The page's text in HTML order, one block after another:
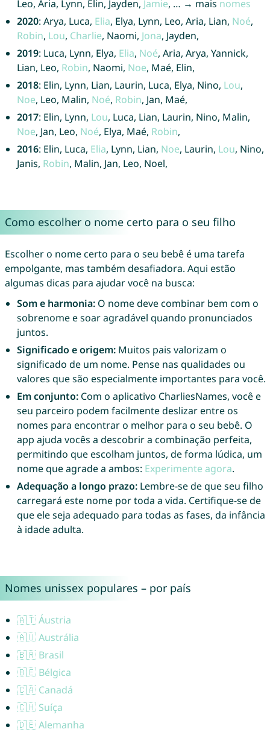
Leo, Aria, Lynn, Elin, Jayden, Jamie, … → mais nomes
2020: Arya, Luca, Elia, Elya, Lynn, Leo, Aria, Lian, Noé,
Robin, Lou, Charlie, Naomi, Jona, Jayden,
2019: Luca, Lynn, Elya, Elia, Noé, Aria, Arya, Yannick,
Lian, Leo, Robin, Naomi, Noe, Maé, Elin,
2018: Elin, Lynn, Lian, Laurin, Luca, Elya, Nino, Lou,
Noe, Leo, Malin, Noé, Robin, Jan, Maé,
2017: Elin, Lynn, Lou, Luca, Lian, Laurin, Nino, Malin,
Noe, Jan, Leo, Noé, Elya, Maé, Robin,
2016: Elin, Luca, Elia, Lynn, Lian, Noe, Laurin, Lou, Nino,
Janis, Robin, Malin, Jan, Leo, Noel,
Como escolher o nome certo para o seu filho
Escolher o nome certo para o seu bebê é uma tarefa
empolgante, mas também desafiadora. Aqui estão
algumas dicas para ajudar você na busca:
Som e harmonia:O nome deve combinar bem com o
sobrenome e soar agradável quando pronunciados
juntos.
Significado e origem:Muitos pais valorizam o
significado de um nome. Pense nas qualidades ou
valores que são especialmente importantes para você.
Em conjunto:Com o aplicativo CharliesNames, você e
seu parceiro podem facilmente deslizar entre os
nomes para encontrar o melhor para o seu bebê. O
app ajuda vocês a descobrir a combinação perfeita,
permitindo que escolham juntos, de forma lúdica, um
nome que agrade a ambos: Experimente agora.
Adequação a longo prazo:Lembre-se de que seu filho
carregará este nome por toda a vida. Certifique-se de
que ele seja adequado para todas as fases, da infância
à idade adulta.
Nomes unissex populares – por país
🇦🇹 Áustria
🇦🇺 Austrália
🇧🇷 Brasil
🇧🇪 Bélgica
🇨🇦 Canadá
🇨🇭 Suíça
🇩🇪 Alemanha